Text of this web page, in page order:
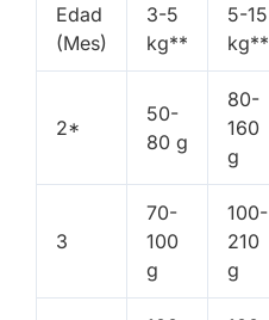
Edad
(Mes)
3-5
kg**
5-15
kg**
2*
50-
80 g
80-
160
g
3
70-
100
g
100-
210
g